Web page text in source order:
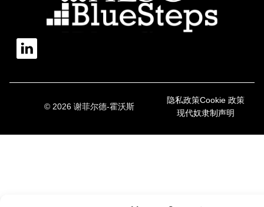
© 2026 谢菲尔德-霍沃斯
隐私政策Cookie 政策
现代奴隶制声明